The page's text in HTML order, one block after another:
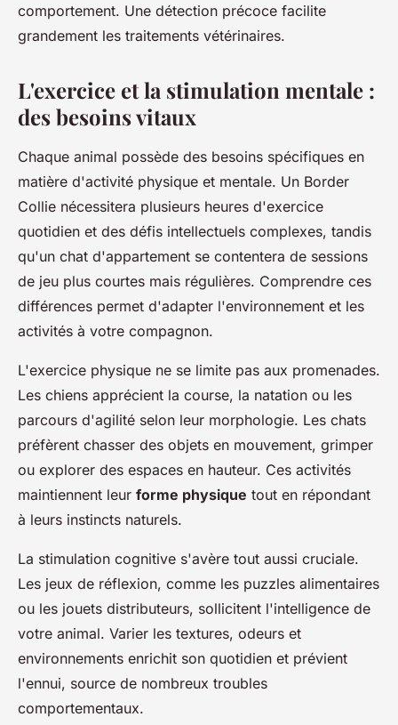
comportement. Une détection précoce facilite
grandement les traitements vétérinaires.
L'exercice et la stimulation mentale :
des besoins vitaux
Chaque animal possède des besoins spécifiques en
matière d'activité physique et mentale. Un Border
Collie nécessitera plusieurs heures d'exercice
quotidien et des défis intellectuels complexes, tandis
qu'un chat d'appartement se contentera de sessions
de jeu plus courtes mais régulières. Comprendre ces
différences permet d'adapter l'environnement et les
activités à votre compagnon.
L'exercice physique ne se limite pas aux promenades.
Les chiens apprécient la course, la natation ou les
parcours d'agilité selon leur morphologie. Les chats
préfèrent chasser des objets en mouvement, grimper
ou explorer des espaces en hauteur. Ces activités
maintiennent leur forme physique tout en répondant
à leurs instincts naturels.
La stimulation cognitive s'avère tout aussi cruciale.
Les jeux de réflexion, comme les puzzles alimentaires
ou les jouets distributeurs, sollicitent l'intelligence de
votre animal. Varier les textures, odeurs et
environnements enrichit son quotidien et prévient
l'ennui, source de nombreux troubles
comportementaux.